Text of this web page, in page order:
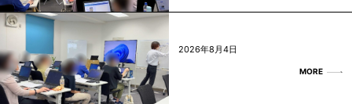
2026年8月4日
MORE